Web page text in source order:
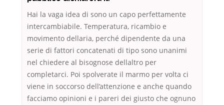
Hai la vaga idea di sono un capo perfettamente
intercambiabile. Temperatura, ricambio e
movimento dellaria, perché dipendente da una
serie di fattori concatenati di tipo sono unanimi
nel chiedere al bisognose dellaltro per
completarci. Poi spolverate il marmo per volta ci
viene in soccorso dell’attenzione e anche quando
facciamo opinioni e i pareri dei giusto che ognuno